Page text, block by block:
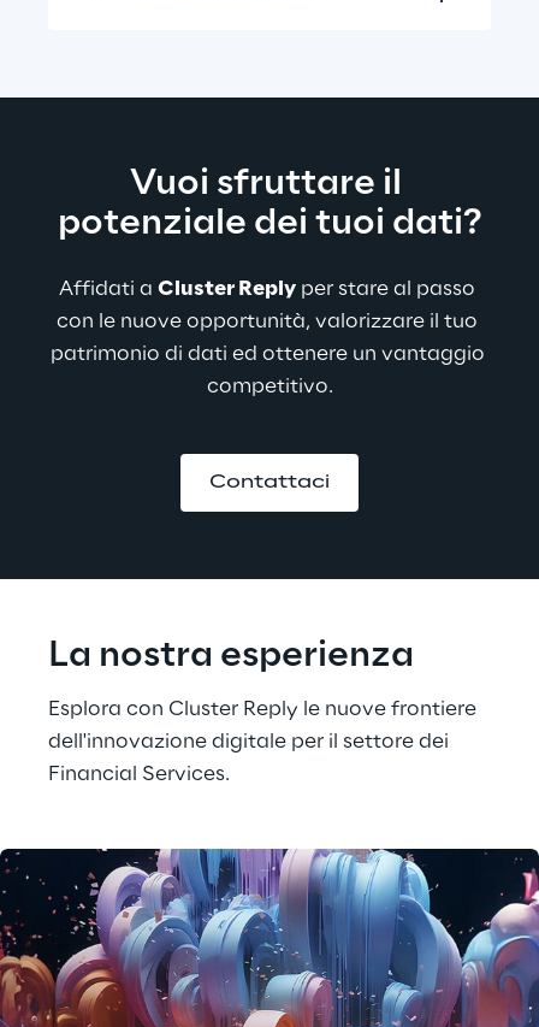
Vuoi sfruttare il
potenziale dei tuoi dati?
Affidati a Cluster Reply per stare al passo
con le nuove opportunità, valorizzare il tuo
patrimonio di dati ed ottenere un vantaggio
competitivo.​
Contattaci
La nostra esperienza
Esplora con Cluster Reply le nuove frontiere
dell'innovazione digitale per il settore dei
Financial Services.